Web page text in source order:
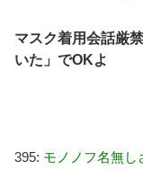
マスク着用会話厳
いた」でOKよ
395: モノノフ名無し